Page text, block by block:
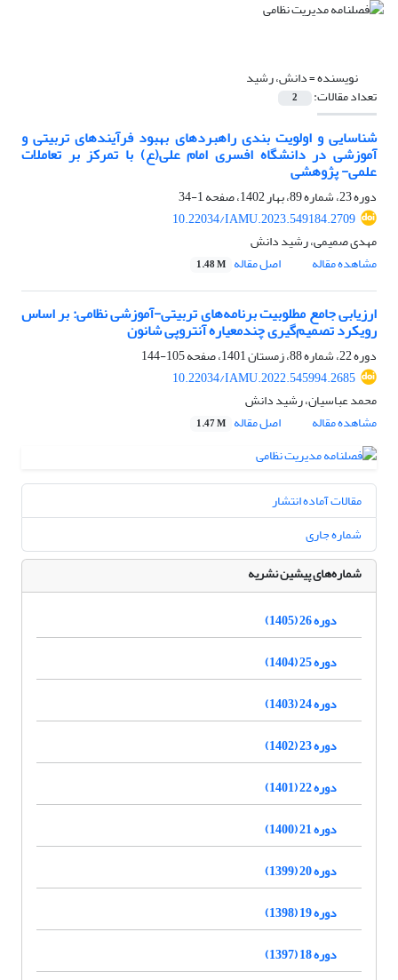
نویسنده =دانش، رشید
تعداد مقالات: 2
شناسایی و اولویت بندی راهبردهای بهبود فرآیندهای تربیتی و
آموزشی در دانشگاه افسری امام علی‌(ع) با تمرکز بر تعاملات
علمی- پژوهشی
دوره 23، شماره 89، بهار 1402، صفحه
1-34
10.22034/IAMU.2023.549184.2709
مهدی صمیمی، رشید دانش
مشاهده مقاله
اصل مقاله 1.48 M
ارزیابی جامع مطلوبیت برنامه‌های تربیتی-آموزشی نظامی: بر اساس
رویکرد تصمیم‌گیری چندمعیاره آنتروپی شانون
دوره 22، شماره 88، زمستان 1401، صفحه
105-144
10.22034/IAMU.2022.545994.2685
محمد عباسیان، رشید دانش
مشاهده مقاله
اصل مقاله 1.47 M
مقالات آماده انتشار
شماره جاری
شماره‌های پیشین نشریه
دوره 26 (1405)
دوره 25 (1404)
دوره 24 (1403)
دوره 23 (1402)
دوره 22 (1401)
دوره 21 (1400)
دوره 20 (1399)
دوره 19 (1398)
دوره 18 (1397)